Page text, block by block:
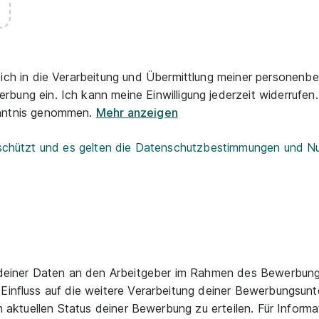
in die Verarbeitung und Übermittlung meiner
ein. Ich kann meine Einwilligung jederzeit
genommen. Mehr anzeigen
und es gelten die Datenschutzbestimmungen und
Daten an den Arbeitgeber im Rahmen des
auf die weitere Verarbeitung deiner
Status deiner Bewerbung zu erteilen. Für